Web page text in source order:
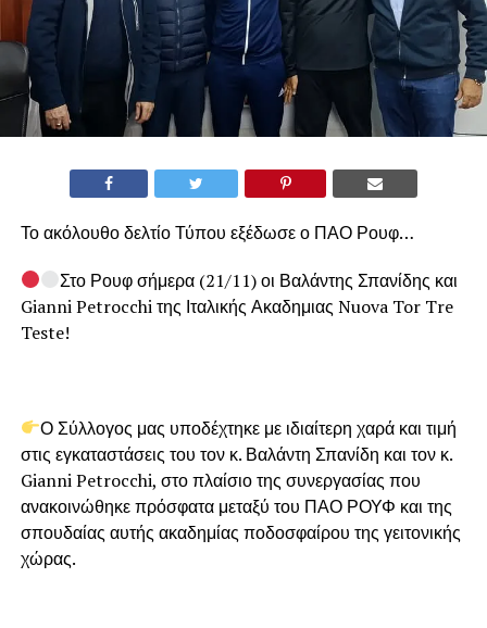
Το ακόλουθο δελτίο Τύπου εξέδωσε ο ΠΑΟ Ρουφ…
Στο Ρουφ σήμερα (21/11) οι Βαλάντης Σπανίδης και
Gianni Petrocchi της Ιταλικής Ακαδημιας Nuova Tor Tre
Teste!
Ο Σύλλογος μας υποδέχτηκε με ιδιαίτερη χαρά και τιμή
στις εγκαταστάσεις του τον κ. Βαλάντη Σπανίδη και τον κ.
Gianni Petrocchi, στο πλαίσιο της συνεργασίας που
ανακοινώθηκε πρόσφατα μεταξύ του ΠΑΟ ΡΟΥΦ και της
σπουδαίας αυτής ακαδημίας ποδοσφαίρου της γειτονικής
χώρας.